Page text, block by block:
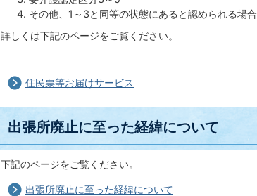
その他、1～3と同等の状態にあると認められる場合
詳しくは下記のページをご覧ください。
住民票等お届けサービス
出張所廃止に至った経緯について
下記のページをご覧ください。
出張所廃止に至った経緯について